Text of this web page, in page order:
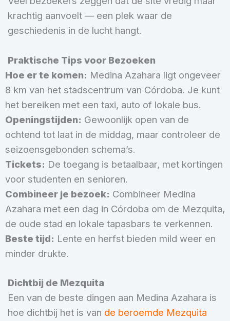
krachtig aanvoelt — een plek waar de
geschiedenis in de lucht hangt.
Praktische Tips voor Bezoeken
Hoe er te komen: Medina Azahara ligt ongeveer
8 km van het stadscentrum van Córdoba. Je kunt
het bereiken met een taxi, auto of lokale bus.
Openingstijden: Gewoonlijk open van de
ochtend tot laat in de middag, maar controleer de
seizoensgebonden schema’s.
Tickets: De toegang is betaalbaar, met kortingen
voor studenten en senioren.
Combineer je bezoek: Combineer Medina
Azahara met een dag in Córdoba om de Mezquita,
de oude stad en lokale tapasbars te verkennen.
Beste tijd: Lente en herfst bieden mild weer en
minder drukte.
Dichtbij de Mezquita
Een van de beste dingen aan Medina Azahara is
hoe dichtbij het is van de beroemde Mezquita